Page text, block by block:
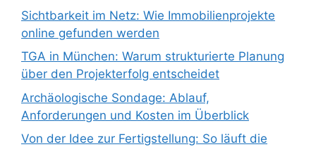
Sichtbarkeit im Netz: Wie Immobilienprojekte
online gefunden werden
TGA in München: Warum strukturierte Planung
über den Projekterfolg entscheidet
Archäologische Sondage: Ablauf,
Anforderungen und Kosten im Überblick
Von der Idee zur Fertigstellung: So läuft die